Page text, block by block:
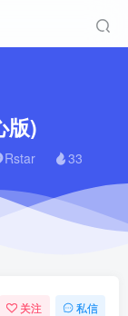
版)
Rstar
33
关注 私信